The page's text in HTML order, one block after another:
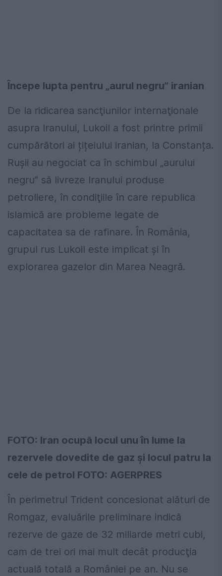
Începe lupta pentru „aurul negru” iranian
De la ridicarea sancţiunilor internaţionale
asupra Iranului, Lukoil a fost printre primii
cumpărători ai țițeiului iranian, la Constanța.
Ruşii au negociat ca în schimbul „aurului
negru” să livreze Iranului produse
petroliere, în condiţiile în care republica
islamică are probleme legate de
capacitatea sa de rafinare. În România,
grupul rus Lukoil este implicat şi în
explorarea gazelor din Marea Neagră.
FOTO: Iran ocupă locul unu în lume la
rezervele dovedite de gaz și locul patru la
cele de petrol FOTO: AGERPRES
În perimetrul Trident concesionat alături de
Romgaz, evaluările preliminare indică
rezerve de gaze de 32 miliarde metri cubi,
cam de trei ori mai mult decât producţia
actuală totală a României pe an. Nu se